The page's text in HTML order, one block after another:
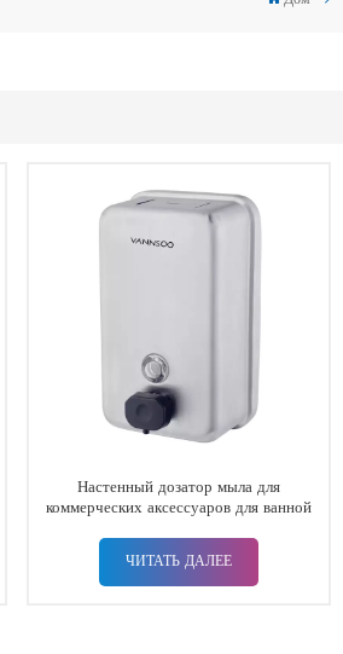
Настенный дозатор мыла для
коммерческих аксессуаров для ванной
ЧИТАТЬ ДАЛЕЕ